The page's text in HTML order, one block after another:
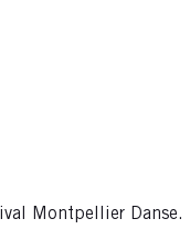
Montpellier Danse.